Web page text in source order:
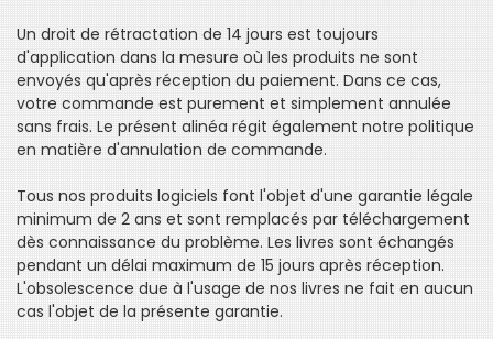
Un droit de rétractation de 14 jours est toujours
d'application dans la mesure où les produits ne sont
envoyés qu'après réception du paiement. Dans ce cas,
votre commande est purement et simplement annulée
sans frais. Le présent alinéa régit également notre politique
en matière d'annulation de commande.
Tous nos produits logiciels font l'objet d'une garantie légale
minimum de 2 ans et sont remplacés par téléchargement
dès connaissance du problème. Les livres sont échangés
pendant un délai maximum de 15 jours après réception.
L'obsolescence due à l'usage de nos livres ne fait en aucun
cas l'objet de la présente garantie.